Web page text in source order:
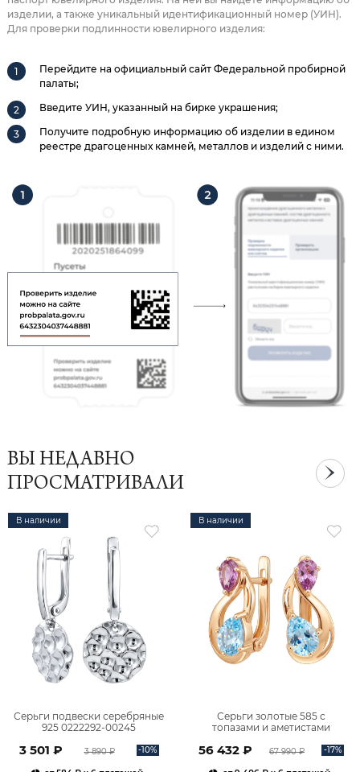
изделии, а также уникальный идентификационный номер (УИН).
Для проверки подлинности ювелирного изделия:
Перейдите на официальный сайт Федеральной пробирной
палаты;
Введите УИН, указанный на бирке украшения;
Получите подробную информацию об изделии в едином
реестре драгоценных камней, металлов и изделий с ними.
ВЫ НЕДАВНО
ПРОСМАТРИВАЛИ
В наличии
Серьги подвески серебряные
925 0222292-00245
3 501 ₽ 3 890 ₽ -10%
В наличии
Серьги золотые 585 с
топазами и аметистами
56 432 ₽ 67 990 ₽ -17%